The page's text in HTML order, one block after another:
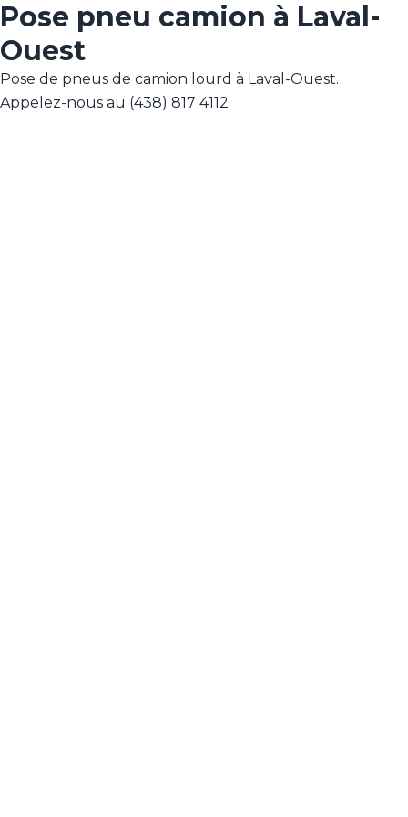
Pose pneu camion à Laval-
Ouest
Pose de pneus de camion lourd à Laval-Ouest.
Appelez-nous au (438) 817 4112